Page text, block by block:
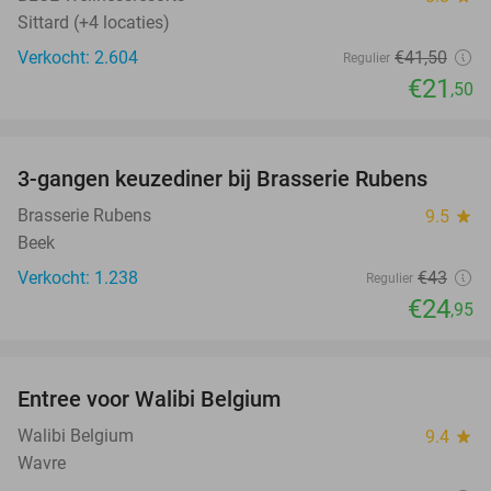
Sittard (+4 locaties)
Verkocht: 2.604
Regulier €41,50
€21 ,50
42%
3-gangen keuzediner bij Brasserie Rubens
Brasserie Rubens 9.5 star
Beek
Verkocht: 1.238
Regulier €43
€24,95
Entree voor Walibi Belgium
Walibi Belgium 9.4 star
Wavre